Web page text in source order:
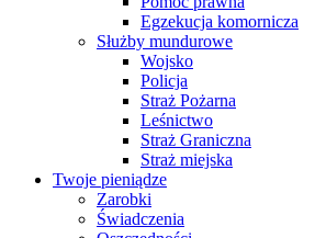
Egzekucja komornicza
Służby mundurowe
Wojsko
Policja
Straż Pożarna
Leśnictwo
Straż Graniczna
Straż miejska
Twoje pieniądze
Zarobki
Świadczenia